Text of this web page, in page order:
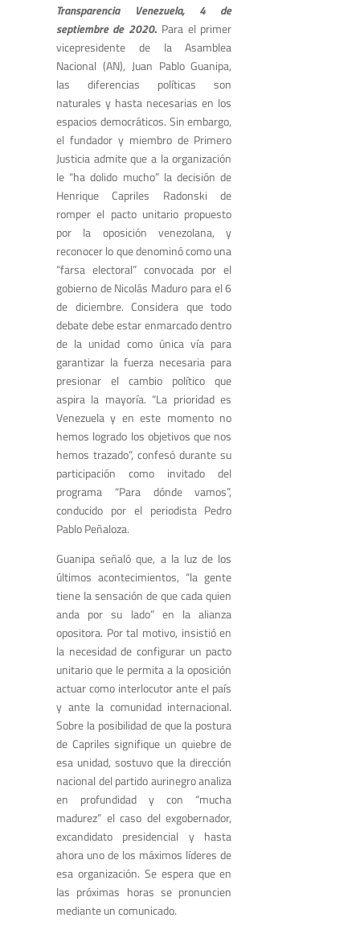
Transparencia Venezuela, 4 de
septiembre de 2020. Para el primer
vicepresidente de la Asamblea
Nacional (AN), Juan Pablo Guanipa,
las diferencias políticas son
naturales y hasta necesarias en los
espacios democráticos. Sin embargo,
el fundador y miembro de Primero
Justicia admite que a la organización
le “ha dolido mucho” la decisión de
Henrique Capriles Radonski de
romper el pacto unitario propuesto
por la oposición venezolana, y
reconocer lo que denominó como una
“farsa electoral” convocada por el
gobierno de Nicolás Maduro para el 6
de diciembre. Considera que todo
debate debe estar enmarcado dentro
de la unidad como única vía para
garantizar la fuerza necesaria para
presionar el cambio político que
aspira la mayoría. “La prioridad es
Venezuela y en este momento no
hemos logrado los objetivos que nos
hemos trazado”, confesó durante su
participación como invitado del
programa “Para dónde vamos”,
conducido por el periodista Pedro
Pablo Peñaloza.
Guanipa señaló que, a la luz de los
últimos acontecimientos, “la gente
tiene la sensación de que cada quien
anda por su lado” en la alianza
opositora. Por tal motivo, insistió en
la necesidad de configurar un pacto
unitario que le permita a la oposición
actuar como interlocutor ante el país
y ante la comunidad internacional.
Sobre la posibilidad de que la postura
de Capriles signifique un quiebre de
esa unidad, sostuvo que la dirección
nacional del partido aurinegro analiza
en profundidad y con “mucha
madurez” el caso del exgobernador,
excandidato presidencial y hasta
ahora uno de los máximos líderes de
esa organización. Se espera que en
las próximas horas se pronuncien
mediante un comunicado.